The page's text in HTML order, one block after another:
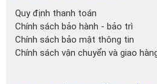
Quy định thanh toán
Chính sách bảo hành - bảo trì
Chính sách bảo mật thông tin
Chính sách vận chuyển và giao